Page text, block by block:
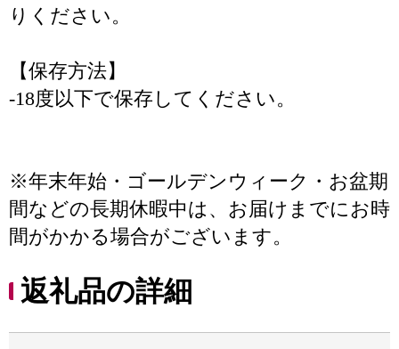
りください。
【保存方法】
-18度以下で保存してください。
※年末年始・ゴールデンウィーク・お盆期
間などの長期休暇中は、お届けまでにお時
間がかかる場合がございます。
返礼品の詳細